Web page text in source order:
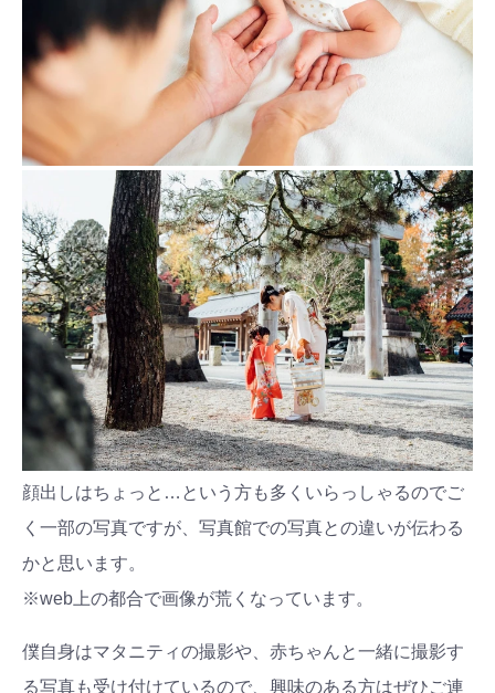
顔出しはちょっと…という方も多くいらっしゃるのでご
く一部の写真ですが、写真館での写真との違いが伝わる
かと思います。
※web上の都合で画像が荒くなっています。
僕自身はマタニティの撮影や、赤ちゃんと一緒に撮影す
る写真も受け付けているので、興味のある方はぜひご連